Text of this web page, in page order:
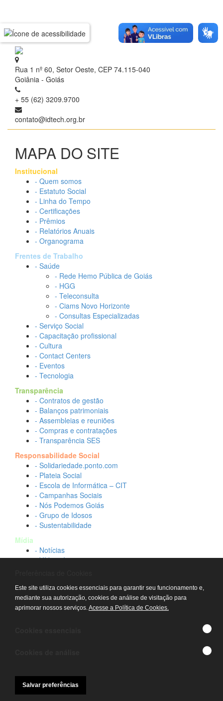
Rua 1 nº 60, Setor Oeste, CEP 74.115-040
Goiânia - Goiás
+ 55 (62) 3209.9700
contato@idtech.org.br
MAPA DO SITE
Institucional
- Quem somos
- Estatuto Social
- Linha do Tempo
- Certificações
- Prêmios
- Relatórios Anuais
- Organograma
Frentes de Trabalho
- Saúde
- Rede Hemo Pública de Goiás
- HGG
- Teleconsulta
- Ciams Novo Horizonte
- Consultas Especializadas
- Serviço Social
- Capacitação profissional
- Cultura
- Contact Centers
- Eventos
- Tecnologia
Transparência
- Contratos de gestão
- Balanços patrimoniais
- Assembleias e reuniões
- Compras e contratações
- Transparência SES
Responsabilidade Social
- Solidariedade.ponto.com
- Plateia Social
- Escola de Informática – CIT
- Campanhas Sociais
- Nós Podemos Goiás
- Grupo de Idosos
- Sustentabilidade
Mídia
- Notícias
- Vídeos Institucionais
Contato
- Fale conosco
- Trabalhe conosco
Este site utiliza cookies essenciais para garantir seu funcionamento e,
mediante sua autorização, cookies de análise de visitação para
aprimorar nossos serviços.Acesse a Política de Cookies.
Salvar preferências